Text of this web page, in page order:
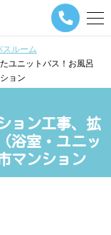
メ
ビ
ー
シ
ョ
タ
スルーム
ユニットバス！お風呂
ョン
ョン工事、拡
浴室・ユニッ
マンション